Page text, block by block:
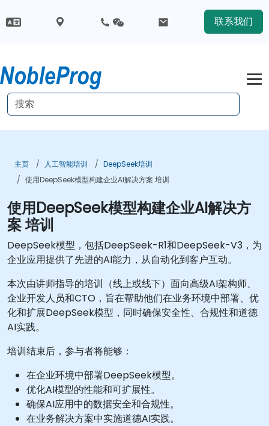
联系我们
主页 人工智能培训
DeepSeek培训
使用DeepSeek模型构建企业AI解决方案 培训
使用DeepSeek模型构建企业AI解决方
案 培训
DeepSeek模型，包括DeepSeek-R1和DeepSeek-V3，为
企业应用提供了先进的AI能力，从自动化到客户互动。
本次由讲师指导的培训（线上或线下）面向高级AI架构师、
企业开发人员和CTO，旨在帮助他们在业务环境中部署、优
化和扩展DeepSeek模型，同时确保安全性、合规性和道德
AI实践。
培训结束后，参与者将能够：
在企业环境中部署DeepSeek模型。
优化AI模型的性能和可扩展性。
确保AI应用中的数据安全和合规性。
在业务解决方案中实施道德AI实践。